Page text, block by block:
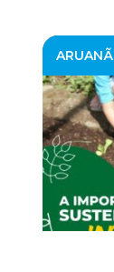
ARUANÃ